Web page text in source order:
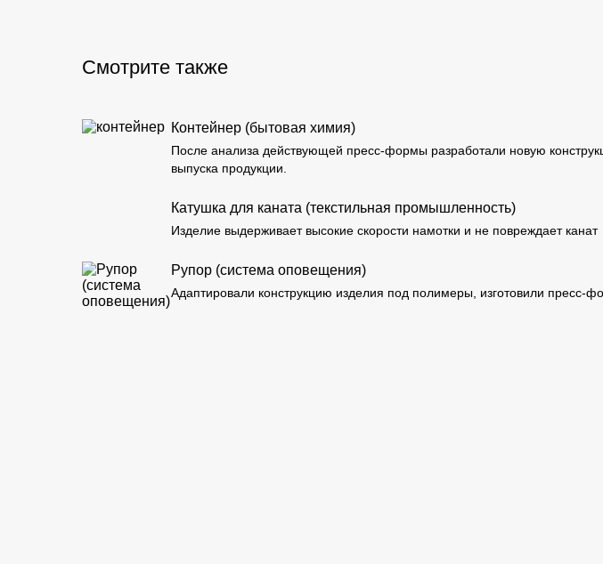
Смотрите также
Контейнер (бытовая химия)
После анализа действующей пресс-формы разработали новую
выпуска продукции.
Катушка для каната (текстильная промышленность)
Изделие выдерживает высокие скорости намотки и не повреждает канат
Рупор (система оповещения)
Адаптировали конструкцию изделия под полимеры, изготовили пресс-